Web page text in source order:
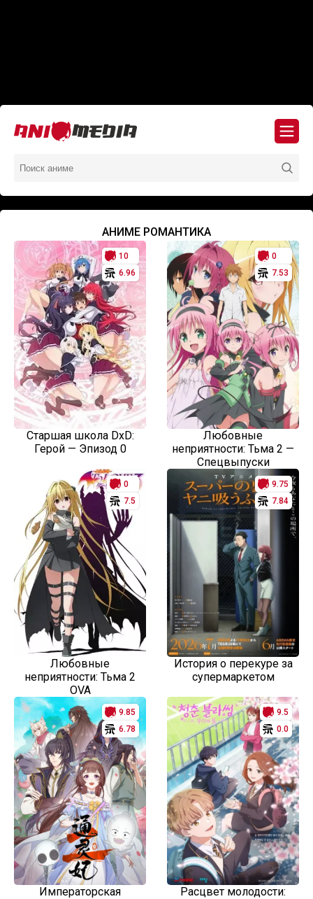
АНИМЕ РОМАНТИКА
10
6.96
Старшая школа DxD:
Герой — Эпизод 0
0
7.53
Любовные
неприятности: Тьма 2 —
Спецвыпуски
0
7.5
Любовные
неприятности: Тьма 2
OVA
9.75
7.84
История о перекуре за
супермаркетом
9.85
6.78
Императорская
9.5
0.0
Расцвет молодости: